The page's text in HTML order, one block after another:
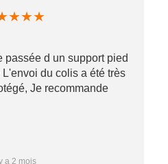
★★★
passée d un support pied
du colis a été très
Je recommande
a 2 mois